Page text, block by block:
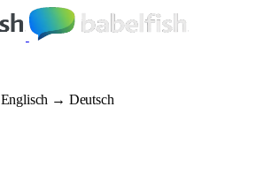
Englisch → Deutsch